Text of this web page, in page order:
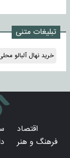
تبلیغات متنی
خرید نهال آلبالو
اقتصاد
فرهنگ و هنر